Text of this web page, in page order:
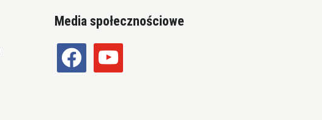
Media społecznościowe
facebook youtube